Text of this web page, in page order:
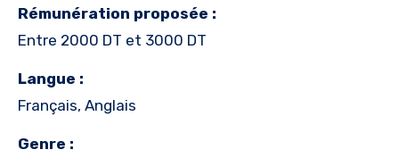
Rémunération proposée :
Entre 2000 DT et 3000 DT
Langue :
Français, Anglais
Genre :